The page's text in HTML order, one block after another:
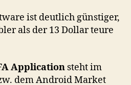
ist deutlich günstiger,
als der 13 Dollar teure
Application steht im
dem Android Market